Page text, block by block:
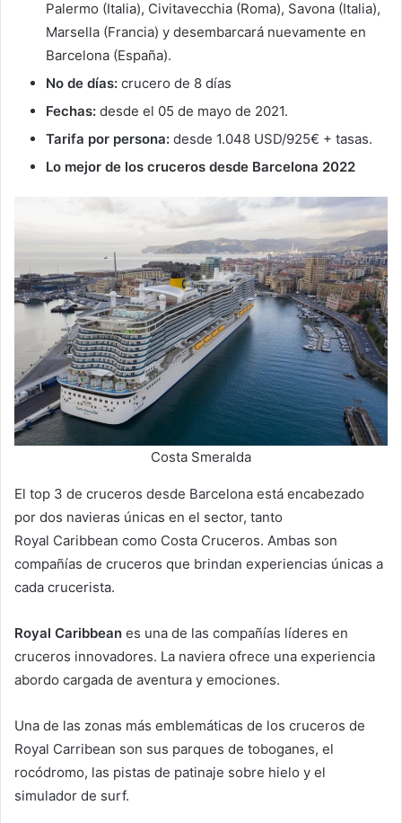
Palermo (Italia), Civitavecchia (Roma), Savona (Italia),
Marsella (Francia) y desembarcará nuevamente en
Barcelona (España).
No de días: crucero de 8 días
Fechas: desde el 05 de mayo de 2021.
Tarifa por persona: desde 1.048 USD/925€ + tasas.
Lo mejor de los cruceros desde Barcelona 2022
Costa Smeralda
El top 3 de cruceros desde Barcelona está encabezado
por dos navieras únicas en el sector, tanto
Royal Caribbean como Costa Cruceros. Ambas son
compañías de cruceros que brindan experiencias únicas a
cada crucerista.
Royal Caribbean es una de las compañías líderes en
cruceros innovadores. La naviera ofrece una experiencia
abordo cargada de aventura y emociones.
Una de las zonas más emblemáticas de los cruceros de
Royal Carribean son sus parques de toboganes, el
rocódromo, las pistas de patinaje sobre hielo y el
simulador de surf.